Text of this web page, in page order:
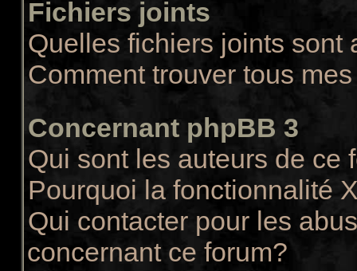
Fichiers joints
Quelles fichiers joints sont
Comment trouver tous
Concernant phpBB 3
Qui sont les auteurs de ce
Pourquoi la fonctionnalité
Qui contacter pour les
concernant ce forum?